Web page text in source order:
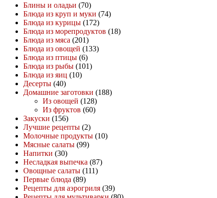
Блины и оладьи (70)
Блюда из круп и муки (74)
Блюда из курицы (172)
Блюда из морепродуктов (18)
Блюда из мяса (201)
Блюда из овощей (133)
Блюда из птицы (6)
Блюда из рыбы (101)
Блюда из яиц (10)
Десерты (40)
Домашние заготовки (188)
Из овощей (128)
Из фруктов (60)
Закуски (156)
Лучшие рецепты (2)
Молочные продукты (10)
Мясные салаты (99)
Напитки (30)
Несладкая выпечка (87)
Овощные салаты (111)
Первые блюда (89)
Рецепты для аэрогриля (39)